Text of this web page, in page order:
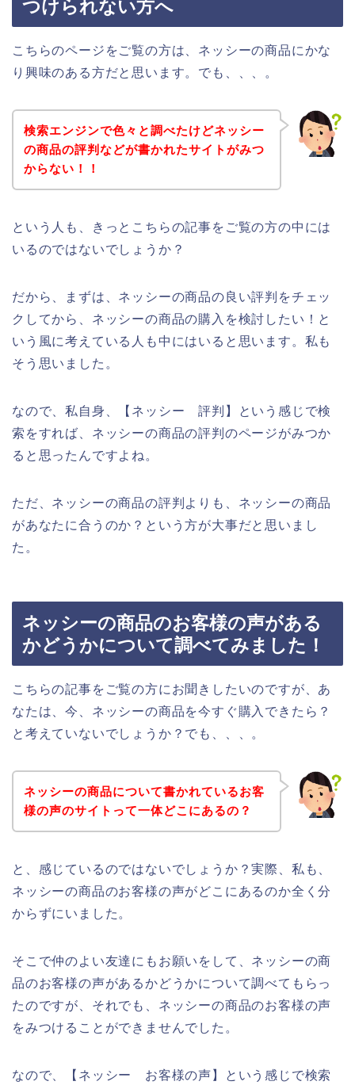
つけられない方へ
こちらのページをご覧の方は、ネッシーの商品にかな
り興味のある方だと思います。でも、、、。
検索エンジンで色々と調べたけどネッシー
の商品の評判などが書かれたサイトがみつ
からない！！
という人も、きっとこちらの記事をご覧の方の中には
いるのではないでしょうか？
だから、まずは、ネッシーの商品の良い評判をチェッ
クしてから、ネッシーの商品の購入を検討したい！と
いう風に考えている人も中にはいると思います。私も
そう思いました。
なので、私自身、【ネッシー 評判】という感じで検
索をすれば、ネッシーの商品の評判のページがみつか
ると思ったんですよね。
ただ、ネッシーの商品の評判よりも、ネッシーの商品
があなたに合うのか？という方が大事だと思いまし
た。
ネッシーの商品のお客様の声がある
かどうかについて調べてみました！
こちらの記事をご覧の方にお聞きしたいのですが、あ
なたは、今、ネッシーの商品を今すぐ購入できたら？
と考えていないでしょうか？でも、、、。
ネッシーの商品について書かれているお客
様の声のサイトって一体どこにあるの？
と、感じているのではないでしょうか？実際、私も、
ネッシーの商品のお客様の声がどこにあるのか全く分
からずにいました。
そこで仲のよい友達にもお願いをして、ネッシーの商
品のお客様の声があるかどうかについて調べてもらっ
たのですが、それでも、ネッシーの商品のお客様の声
をみつけることができませんでした。
なので、【ネッシー お客様の声】という感じで検索